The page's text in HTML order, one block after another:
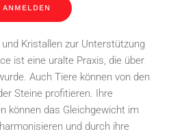
ANMELDEN
Kristallen zur Unterstützung
ist eine uralte Praxis, die über
Auch Tiere können von den
Steine profitieren. Ihre
können das Gleichgewicht im
und durch ihre